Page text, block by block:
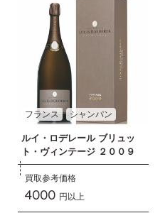
フランス シャンパン
ルイ・ロデレール ブリュッ
ト・ヴィンテージ ２００９
買取参考価格
4000 円以上